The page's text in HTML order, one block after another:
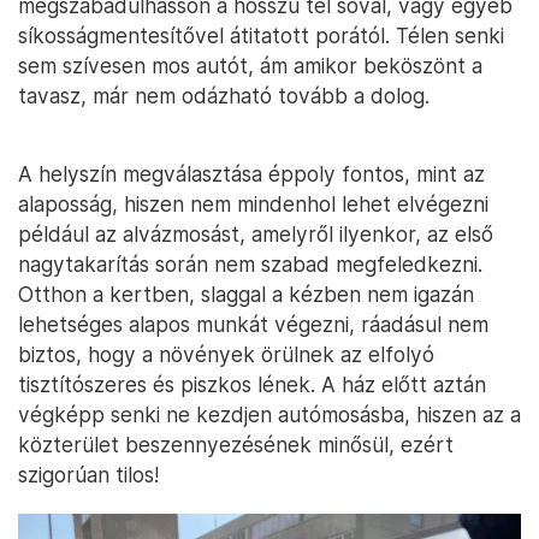
megszabadulhasson a hosszú tél sóval, vagy egyéb
síkosságmentesítővel átitatott porától. Télen senki
sem szívesen mos autót, ám amikor beköszönt a
tavasz, már nem odázható tovább a dolog.
A helyszín megválasztása éppoly fontos, mint az
alaposság, hiszen nem mindenhol lehet elvégezni
például az alvázmosást, amelyről ilyenkor, az első
nagytakarítás során nem szabad megfeledkezni.
Otthon a kertben, slaggal a kézben nem igazán
lehetséges alapos munkát végezni, ráadásul nem
biztos, hogy a növények örülnek az elfolyó
tisztítószeres és piszkos lének. A ház előtt aztán
végképp senki ne kezdjen autómosásba, hiszen az a
közterület beszennyezésének minősül, ezért
szigorúan tilos!